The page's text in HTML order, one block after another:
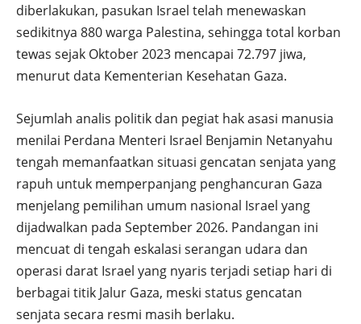
diberlakukan, pasukan Israel telah menewaskan
sedikitnya 880 warga Palestina, sehingga total korban
tewas sejak Oktober 2023 mencapai 72.797 jiwa,
menurut data Kementerian Kesehatan Gaza.
Sejumlah analis politik dan pegiat hak asasi manusia
menilai Perdana Menteri Israel Benjamin Netanyahu
tengah memanfaatkan situasi gencatan senjata yang
rapuh untuk memperpanjang penghancuran Gaza
menjelang pemilihan umum nasional Israel yang
dijadwalkan pada September 2026. Pandangan ini
mencuat di tengah eskalasi serangan udara dan
operasi darat Israel yang nyaris terjadi setiap hari di
berbagai titik Jalur Gaza, meski status gencatan
senjata secara resmi masih berlaku.